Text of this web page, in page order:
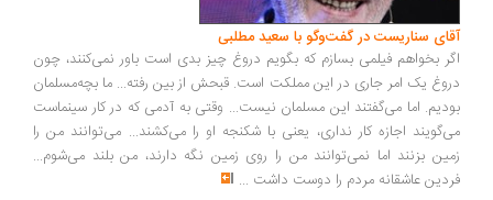
سناریست در گفت‌وگو با سعید مطلبی
بخواهم فیلمی بسازم که بگویم دروغ چیز بدی است باور نمی‌کنند، چون
یک امر جاری در این مملکت است. قبحش از بین رفته... ما بچه‌مسلمان
اما می‌گفتند این مسلمان نیست... وقتی به آدمی که در کار سینماست
اجازه کار نداری، یعنی با شکنجه او را می‌کشند... می‌توانند من را
بزنند اما نمی‌توانند من را روی زمین نگه دارند، من بلند می‌شوم...
عاشقانه مردم را دوست داشت ...